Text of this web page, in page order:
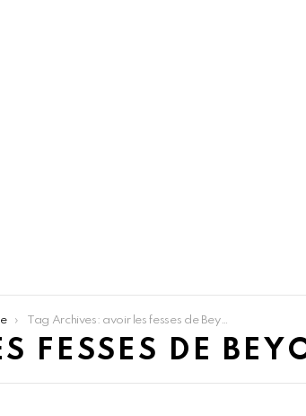
Tag Archives: avoir les fesses de Beyonce
FESSES DE